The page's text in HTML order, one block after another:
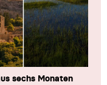
sechs Monaten